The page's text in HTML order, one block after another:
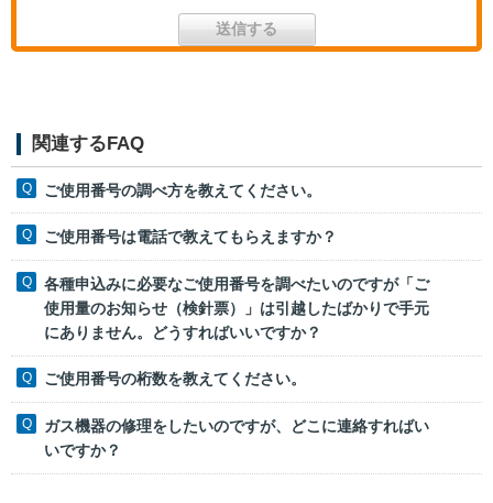
関連するFAQ
ご使用番号の調べ方を教えてください。
ご使用番号は電話で教えてもらえますか？
各種申込みに必要なご使用番号を調べたいのですが「ご
使用量のお知らせ（検針票）」は引越したばかりで手元
にありません。どうすればいいですか？
ご使用番号の桁数を教えてください。
ガス機器の修理をしたいのですが、どこに連絡すればい
いですか？